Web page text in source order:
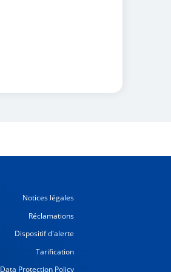
Notices légales
Réclamations
Dispositif d'alerte
Tarification
Data Protection Policy